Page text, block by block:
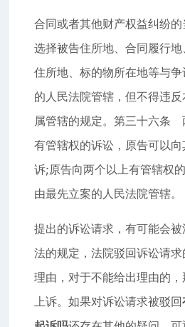
合同或者其他财产权益纠纷
选择被告住所地、合同履行
住所地、标的物所在地等与
的人民法院管辖，但不得违
属管辖的规定。第三十六条
有管辖权的诉讼，原告可以
诉;原告向两个以上有管辖权
由最先立案的人民法院管辖。
提出的诉讼请求，有可能会
法的规定，法院驳回诉讼请
理由，对于不能给出理由的
上诉。如果对诉讼请求被驳回